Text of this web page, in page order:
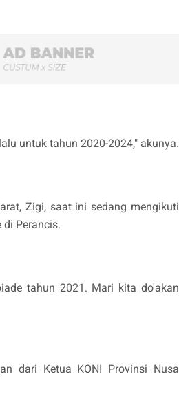
untuk tahun 2020-2024," akunya.
Zigi, saat ini sedang mengikuti
Perancis.
tahun 2021. Mari kita do'akan
dari Ketua KONI Provinsi Nusa